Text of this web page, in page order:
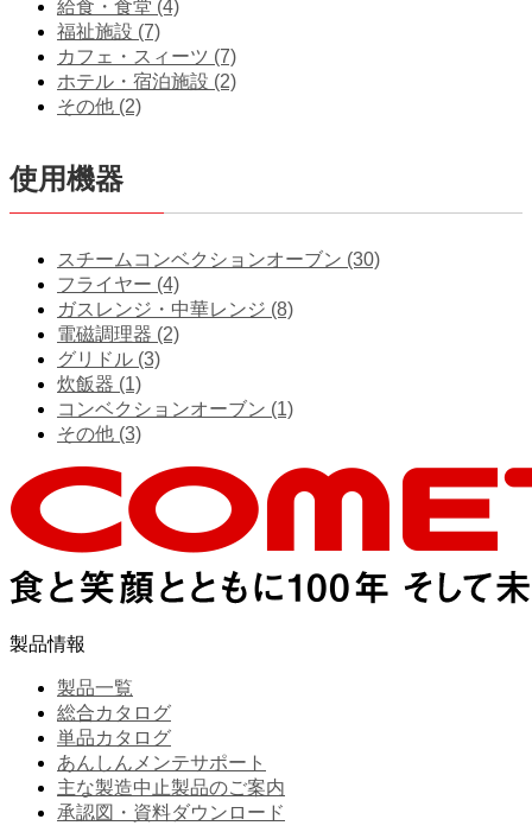
給食・食堂 (4)
福祉施設 (7)
カフェ・スィーツ (7)
ホテル・宿泊施設 (2)
その他 (2)
使用機器
スチームコンベクションオーブン (30)
フライヤー (4)
ガスレンジ・中華レンジ (8)
電磁調理器 (2)
グリドル (3)
炊飯器 (1)
コンベクションオーブン (1)
その他 (3)
製品情報
製品一覧
総合カタログ
単品カタログ
あんしんメンテサポート
主な製造中止製品のご案内
承認図・資料ダウンロード